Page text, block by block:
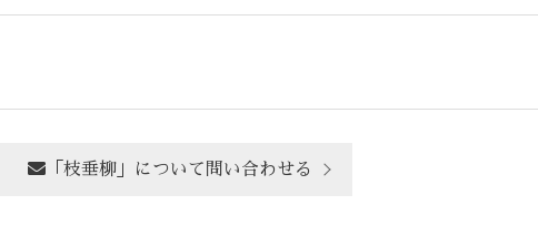
「枝垂柳」について問い合わせる